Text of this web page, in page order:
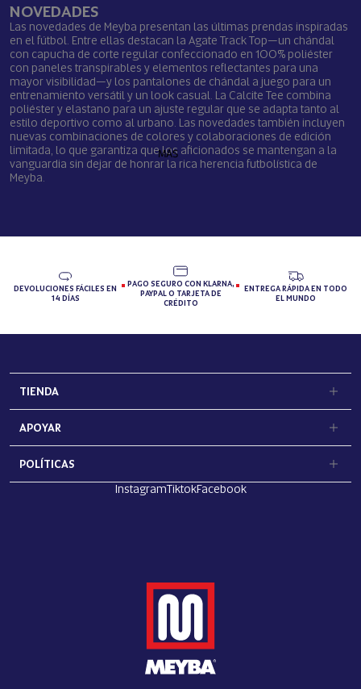
MÁS
NOVEDADES
Las novedades de Meyba presentan las últimas prendas inspiradas
en el fútbol. Entre ellas destacan la Agate Track Top—un chándal
con capucha de corte regular confeccionado en 100% poliéster
con paneles transpirables y elementos reflectantes para una
mayor visibilidad—y los pantalones de chándal a juego para un
entrenamiento versátil y un look casual. La Calcite Tee combina
poliéster y elastano para un ajuste regular que se adapta tanto al
estilo deportivo como al urbano. Las novedades también incluyen
nuevas combinaciones de colores y colaboraciones de edición
limitada, lo que garantiza que los aficionados se mantengan a la
vanguardia sin dejar de honrar la rica herencia futbolística de
Meyba.
DEVOLUCIONES FÁCILES EN
14 DÍAS
PAGO SEGURO CON KLARNA,
PAYPAL O TARJETA DE
CRÉDITO
ENTREGA RÁPIDA EN TODO
EL MUNDO
TIENDA
APOYAR
POLÍTICAS
InstagramTiktokFacebook